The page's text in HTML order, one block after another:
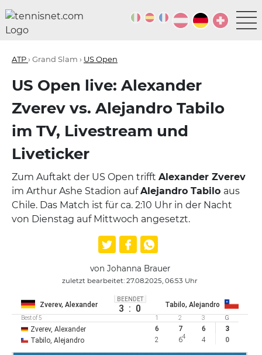
ATP› Grand Slam › US Open
US Open live: Alexander
Zverev vs. Alejandro Tabilo
im TV, Livestream und
Liveticker
Zum Auftakt der US Open trifft Alexander Zverev
im Arthur Ashe Stadion aufAlejandro Tabilo aus
Chile. Das Match ist für ca. 2:10 Uhr in der Nacht
von Dienstag auf Mittwoch angesetzt.
von Johanna Brauer
zuletzt bearbeitet: 27.08.2025, 06:53 Uhr
Zverev, Alexander
BEENDET
3 : 0 Tabilo, Alejandro
Best of 5 1 2 3 G
Zverev, Alexander 6 7 6
3
Tabilo, Alejandro
2 64 4 0